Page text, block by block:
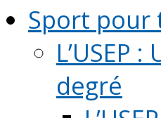
Sport pour
L’USEP
degré